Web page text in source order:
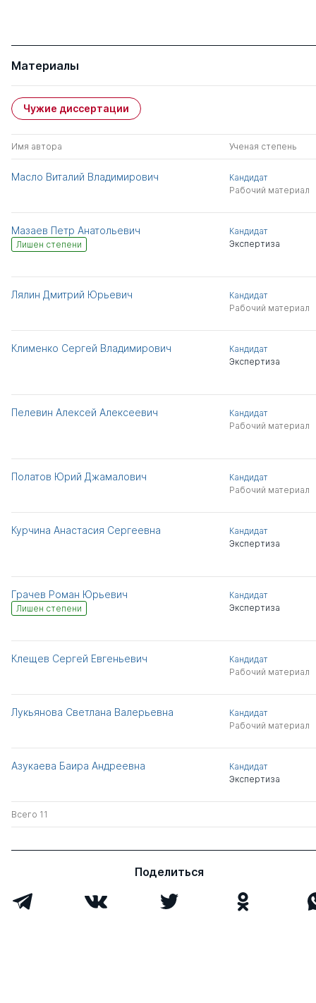
Материалы
Чужие диссертации
Имя автора Ученая степень
Масло Виталий Владимирович
Кандидат
Рабочий материал
Мазаев Петр Анатольевич
Лишен степени
Кандидат
Экспертиза
Лялин Дмитрий Юрьевич
Кандидат
Рабочий материал
Клименко Сергей Владимирович
Кандидат
Экспертиза
Пелевин Алексей Алексеевич
Кандидат
Рабочий материал
Полатов Юрий Джамалович
Кандидат
Рабочий материал
Курчина Анастасия Сергеевна
Кандидат
Экспертиза
Грачев Роман Юрьевич
Лишен степени
Кандидат
Экспертиза
Клещев Сергей Евгеньевич
Кандидат
Рабочий материал
Лукьянова Светлана Валерьевна
Кандидат
Рабочий материал
Азукаева Баира Андреевна
Кандидат
Экспертиза
Всего 11
Поделиться